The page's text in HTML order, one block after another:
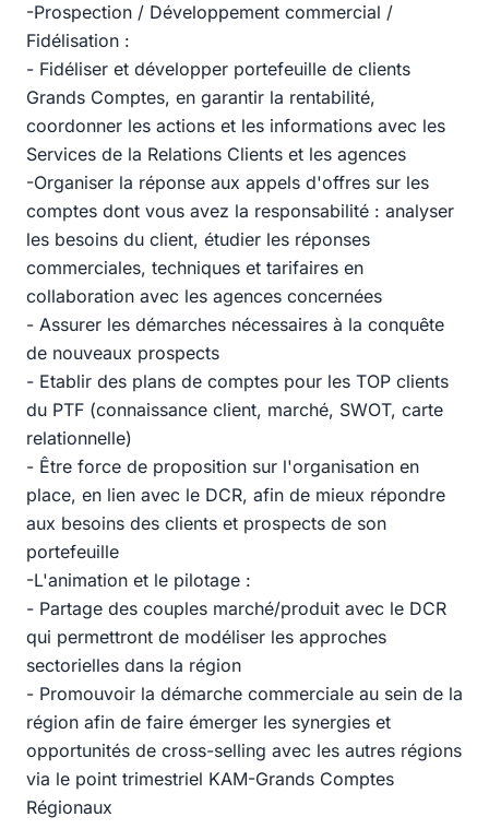
-Prospection / Développement commercial /
Fidélisation :
- Fidéliser et développer portefeuille de clients
Grands Comptes, en garantir la rentabilité,
coordonner les actions et les informations avec les
Services de la Relations Clients et les agences
-Organiser la réponse aux appels d'offres sur les
comptes dont vous avez la responsabilité : analyser
les besoins du client, étudier les réponses
commerciales, techniques et tarifaires en
collaboration avec les agences concernées
- Assurer les démarches nécessaires à la conquête
de nouveaux prospects
- Etablir des plans de comptes pour les TOP clients
du PTF (connaissance client, marché, SWOT, carte
relationnelle)
- Être force de proposition sur l'organisation en
place, en lien avec le DCR, afin de mieux répondre
aux besoins des clients et prospects de son
portefeuille
-L'animation et le pilotage :
- Partage des couples marché/produit avec le DCR
qui permettront de modéliser les approches
sectorielles dans la région
- Promouvoir la démarche commerciale au sein de la
région afin de faire émerger les synergies et
opportunités de cross-selling avec les autres régions
via le point trimestriel KAM-Grands Comptes
Régionaux